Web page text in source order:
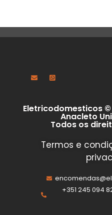
Eletricodomesticos
Anacleto
Todos os
Termos e
+351 245 094